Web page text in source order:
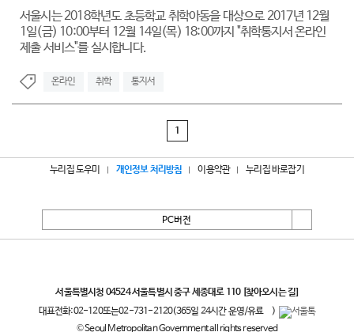
서울시는 2018학년도 초등학교 취학아동을 대상으로 2017년 12월
1일(금) 10:00부터 12월 14일(목) 18:00까지 "취학통지서 온라인
제출 서비스"를 실시합니다.
온라인 취학 통지서
1
누리집 도우미 개인정보 처리방침 이용약관 누리집 바로잡기
PC버전
서울특별시청 04524 서울특별시 중구 세종대로 110 [찾아오시는 길]
대표전화:02-120또는02-731-2120(365일 24시간 운영/유료
)
© Seoul Metropolitan Government all rights reserved